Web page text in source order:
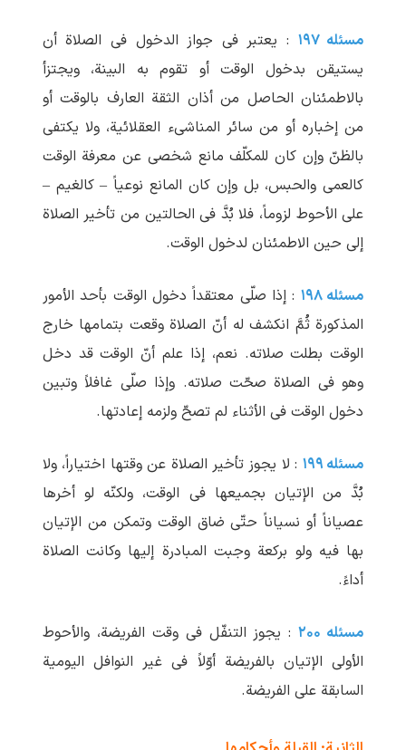
مسئله ۱۹۷
: یعتبر فی جواز الدخول فی الصلاة أن
یستیقن بدخول الوقت أو تقوم به البینة، ویجتزأ
بالاطمئنان الحاصل من أذان الثقة العارف بالوقت أو
من إخباره أو من سائر المناشیء العقلائیة، ولا یکتفی
بالظنّ وإن کان للمکلّف مانع شخصی عن معرفة الوقت
کالعمی والحبس، بل وإن کان المانع نوعیاً – کالغیم –
علی الأحوط لزوماً، فلا بُدَّ فی الحالتین من تأخیر الصلاة
إلی حین الاطمئنان لدخول الوقت.
مسئله ۱۹۸
: إذا صلّی معتقداً دخول الوقت بأحد الأمور
المذکورة ثُمَّ انکشف له أنّ الصلاة وقعت بتمامها خارج
الوقت بطلت صلاته. نعم، إذا علم أنّ الوقت قد دخل
وهو فی الصلاة صحّت صلاته. وإذا صلّی غافلاً وتبین
دخول الوقت فی الأثناء لم تصحّ ولزمه إعادتها.
مسئله ۱۹۹
: لا یجوز تأخیر الصلاة عن وقتها اختیاراً، ولا
بُدَّ من الإتیان بجمیعها فی الوقت، ولکنّه لو أخرها
عصیاناً أو نسیاناً حتّی ضاق الوقت وتمکن من الإتیان
بها فیه ولو برکعة وجبت المبادرة إلیها وکانت الصلاة
أداءً.
مسئله ۲۰۰
: یجوز التنفّل فی وقت الفریضة، والأحوط
الأولی الإتیان بالفریضة أوّلاً فی غیر النوافل الیومیة
السابقة علی الفریضة.